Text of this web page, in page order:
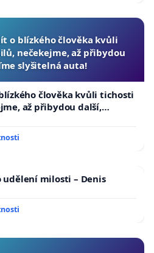
o blízkého člověka kvůli
nečekejme, až přibydou
slyšitelná auta!
člověka kvůli tichosti
až přibydou další,
milosti – Denis